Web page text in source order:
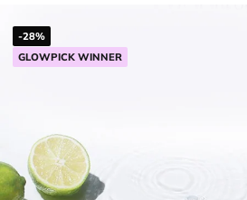
-28%
GLOWPICK WINNER